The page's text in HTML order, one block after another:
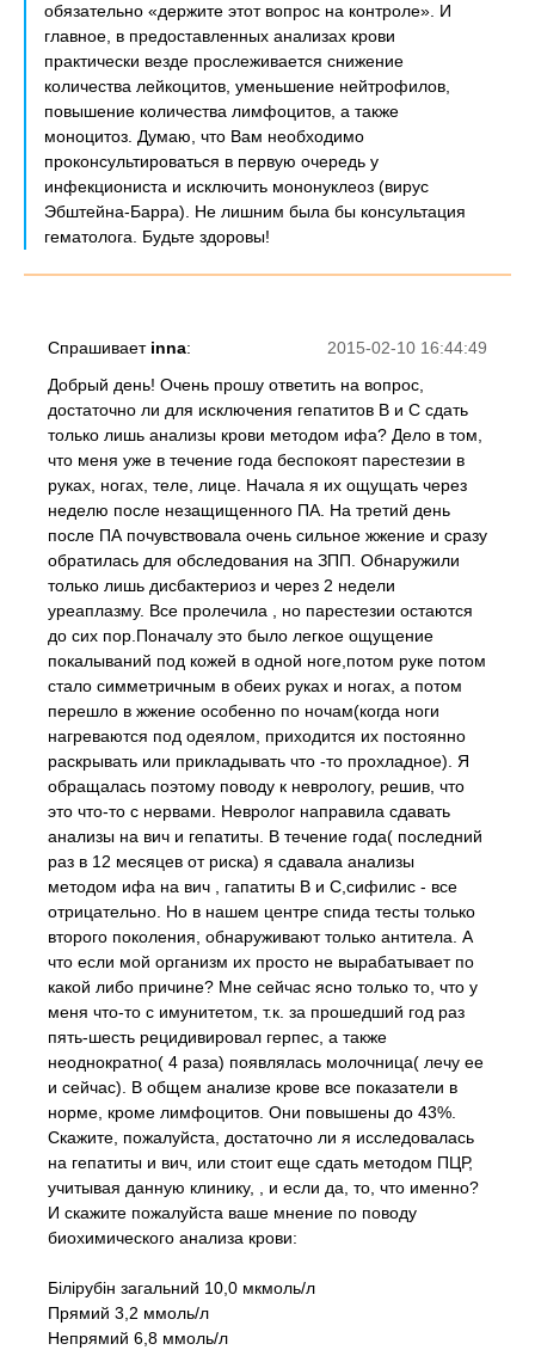
обязательно «держите этот вопрос на контроле». И
главное, в предоставленных анализах крови
практически везде прослеживается снижение
количества лейкоцитов, уменьшение нейтрофилов,
повышение количества лимфоцитов, а также
моноцитоз. Думаю, что Вам необходимо
проконсультироваться в первую очередь у
инфекциониста и исключить мононуклеоз (вирус
Эбштейна-Барра). Не лишним была бы консультация
гематолога. Будьте здоровы!
2015-02-10 16:44:49
Спрашивает inna:
Добрый день! Очень прошу ответить на вопрос,
достаточно ли для исключения гепатитов В и С сдать
только лишь анализы крови методом ифа? Дело в том,
что меня уже в течение года беспокоят парестезии в
руках, ногах, теле, лице. Начала я их ощущать через
неделю после незащищенного ПА. На третий день
после ПА почувствовала очень сильное жжение и сразу
обратилась для обследования на ЗПП. Обнаружили
только лишь дисбактериоз и через 2 недели
уреаплазму. Все пролечила , но парестезии остаются
до сих пор.Поначалу это было легкое ощущение
покалываний под кожей в одной ноге,потом руке потом
стало симметричным в обеих руках и ногах, а потом
перешло в жжение особенно по ночам(когда ноги
нагреваются под одеялом, приходится их постоянно
раскрывать или прикладывать что -то прохладное). Я
обращалась поэтому поводу к неврологу, решив, что
это что-то с нервами. Невролог направила сдавать
анализы на вич и гепатиты. В течение года( последний
раз в 12 месяцев от риска) я сдавала анализы
методом ифа на вич , гапатиты В и С,сифилис - все
отрицательно. Но в нашем центре спида тесты только
второго поколения, обнаруживают только антитела. А
что если мой организм их просто не вырабатывает по
какой либо причине? Мне сейчас ясно только то, что у
меня что-то с имунитетом, т.к. за прошедший год раз
пять-шесть рецидивировал герпес, а также
неоднократно( 4 раза) появлялась молочница( лечу ее
и сейчас). В общем анализе крове все показатели в
норме, кроме лимфоцитов. Они повышены до 43%.
Скажите, пожалуйста, достаточно ли я исследовалась
на гепатиты и вич, или стоит еще сдать методом ПЦР,
учитывая данную клинику, , и если да, то, что именно?
И скажите пожалуйста ваше мнение по поводу
биохимического анализа крови:
Білірубін загальний 10,0 мкмоль/л
Прямий 3,2 ммоль/л
Непрямий 6,8 ммоль/л